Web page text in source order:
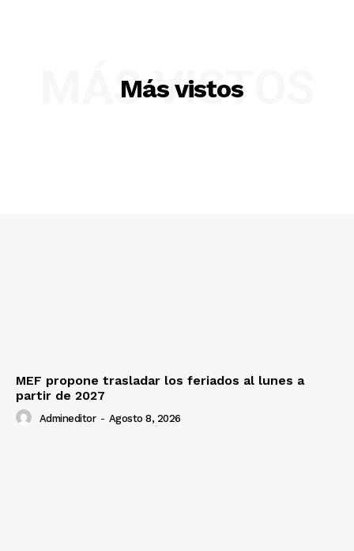
Más vistos
MÁS VISTOS
MEF propone trasladar los feriados al lunes a
partir de 2027
Admineditor - Agosto 8, 2026